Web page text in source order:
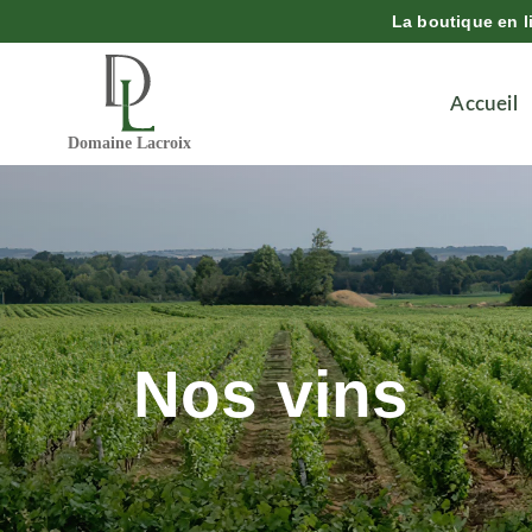
La boutique en
Accueil
Nos vins